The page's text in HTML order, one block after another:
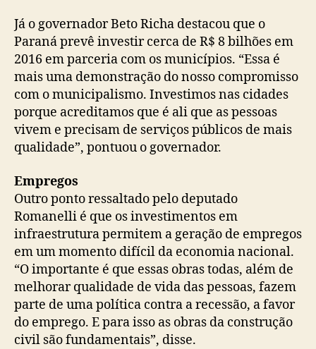
Já o governador Beto Richa destacou que o
Paraná prevê investir cerca de R$ 8 bilhões em
2016 em parceria com os municípios. “Essa é
mais uma demonstração do nosso compromisso
com o municipalismo. Investimos nas cidades
porque acreditamos que é ali que as pessoas
vivem e precisam de serviços públicos de mais
qualidade”, pontuou o governador.
Empregos
Outro ponto ressaltado pelo deputado
Romanelli é que os investimentos em
infraestrutura permitem a geração de empregos
em um momento difícil da economia nacional.
“O importante é que essas obras todas, além de
melhorar qualidade de vida das pessoas, fazem
parte de uma política contra a recessão, a favor
do emprego. E para isso as obras da construção
civil são fundamentais”, disse.